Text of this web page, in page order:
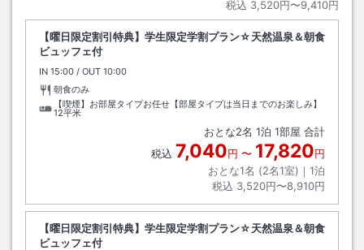
税込 3,520円〜9,410円
【曜日限定割引特典】学生限定学割プラン☆天然温泉＆朝食
ビュッフェ付
IN チェックイン
15:00 / OUT チェックアウト
10:00
朝食のみ
【喫煙】お部屋タイプお任せ【部屋タイプは当日までのお楽しみ】
12平米
おとな2名 1泊 1部屋 合計
税込 7,040円 〜 17,820円
おとな1名 (2名1室)｜ 1泊
税込 3,520円〜8,910円
【曜日限定割引特典】学生限定学割プラン☆天然温泉＆朝食
ビュッフェ付